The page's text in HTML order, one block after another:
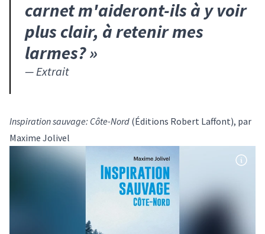
carnet m'aideront-ils à y voir
plus clair, à retenir mes
larmes?»
— Extrait
Inspiration sauvage: Côte-Nord (Éditions Robert Laffont), par
Maxime Jolivel